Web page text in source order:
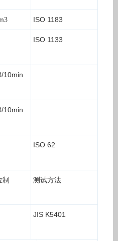
3 ISO 1183
ISO 1133
/10min
/10min
ISO 62
制 测试方法
JIS K5401